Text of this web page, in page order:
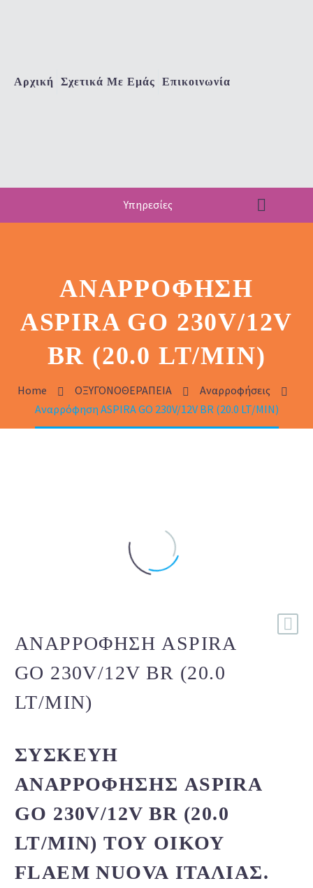
Αρχική Σχετικά Με Εμάς Επικοινωνία
Υπηρεσίες
ΑΝΑΡΡΌΦΗΣΗ
ASPIRA GO 230V/12V
BR (20.0 LT/MIN)
Home ΟΞΥΓΟΝΟΘΕΡΑΠΕΙΑ
Αναρροφήσεις
Αναρρόφηση ASPIRA GO 230V/12V BR (20.0 LT/MIN)
ΑΝΑΡΡΌΦΗΣΗ ASPIRA
GO 230V/12V BR (20.0
LT/MIN)
ΣΥΣΚΕΥΉ
ΑΝΑΡΡΌΦΗΣΗΣ ASPIRA
GO 230V/12V BR (20.0
LT/MIN) ΤΟΥ ΟΊΚΟΥ
FLAEM NUOVA ΙΤΑΛΊΑΣ.